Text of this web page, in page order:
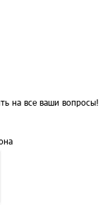
на все ваши вопросы!